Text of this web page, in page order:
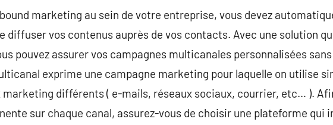
marketing au sein de votre entreprise, vous devez
diffuser vos contenus auprès de vos contacts. Avec une solution
pouvez assurer vos campagnes multicanales personnalisées
exprime une campagne marketing pour laquelle on utilise
différents ( e-mails, réseaux sociaux, courrier, etc… ).
sur chaque canal, assurez-vous de choisir une plateforme qui